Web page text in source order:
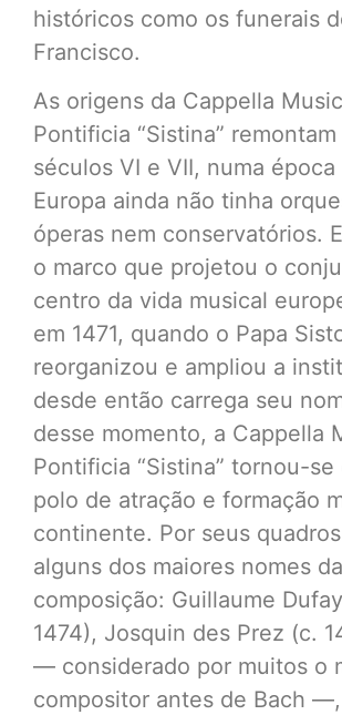
históricos como os funerais
Francisco.
As origens da Cappella
Pontificia “Sistina” remontam
séculos VI e VII, numa
Europa ainda não tinha
óperas nem conservatórios.
o marco que projetou o
centro da vida musical
em 1471, quando o Papa
reorganizou e ampliou a
desde então carrega seu
desse momento, a Cappella
Pontificia “Sistina” tornou-
polo de atração e formação
continente. Por seus
alguns dos maiores nomes
composição: Guillaume
1474), Josquin des Prez (c.
— considerado por muitos o
compositor antes de Bach